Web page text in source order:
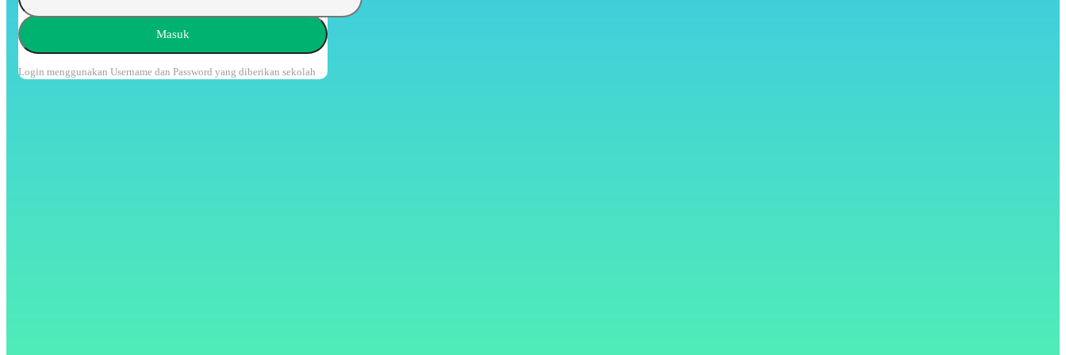
Masuk
Login menggunakan Username dan Password yang diberikan sekolah